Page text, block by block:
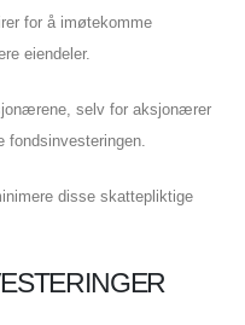
for å imøtekomme
eiendeler.
selv for aksjonærer
fondsinvesteringen.
disse skattepliktige